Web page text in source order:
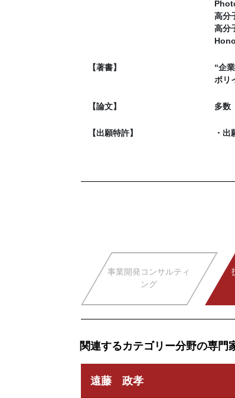
高分
高分
【著書】
“企
ポリ
【論文】 多数
【出願特許】 ・
事業開発コンサルティ
ング
関連するカテゴリー分野の専門
遠藤 政孝